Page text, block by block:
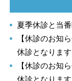
夏季休診と当
【休診のお知
休診となります
【休診のお知